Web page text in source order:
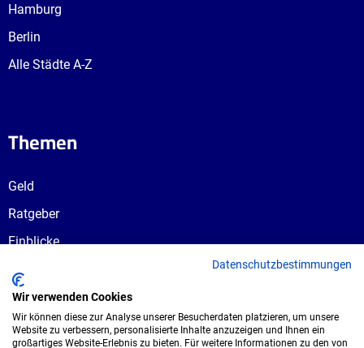
Hamburg
Berlin
Alle Städte A-Z
Themen
Geld
Ratgeber
Einblicke
Ausbildungswege
Berufswahl
Datenschutzbestimmungen
Wir verwenden Cookies
Wir können diese zur Analyse unserer Besucherdaten platzieren, um unsere
Website zu verbessern, personalisierte Inhalte anzuzeigen und Ihnen ein
großartiges Website-Erlebnis zu bieten. Für weitere Informationen zu den von